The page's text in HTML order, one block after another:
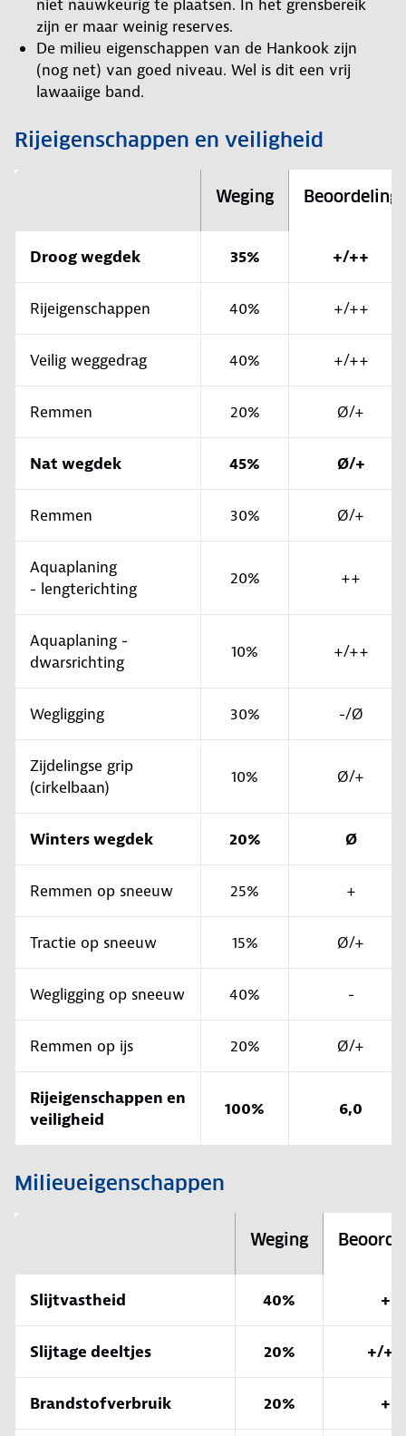
niet nauwkeurig te plaatsen. In het grensbereik
zijn er maar weinig reserves.
De milieu eigenschappen van de Hankook zijn
(nog net) van goed niveau. Wel is dit een vrij
lawaaiige band.
Rijeigenschappen en veiligheid
Weging Beoordeling
Droog wegdek 35% +/++
Rijeigenschappen 40% +/++
Veilig weggedrag 40% +/++
Remmen 20% Ø/+
Nat wegdek 45% Ø/+
Remmen 30% Ø/+
Aquaplaning
- lengterichting
20% ++
Aquaplaning -
dwarsrichting
10% +/++
Wegligging 30% -/Ø
Zijdelingse grip
(cirkelbaan)
10% Ø/+
Winters wegdek 20% Ø
Remmen op sneeuw 25% +
Tractie op sneeuw 15% Ø/+
Wegligging op sneeuw 40% -
Remmen op ijs 20% Ø/+
Rijeigenschappen en
veiligheid
100% 6,0
Milieueigenschappen
Weging
Slijtvastheid 40% +
Slijtage deeltjes 20% +/++
Brandstofverbruik 20% +